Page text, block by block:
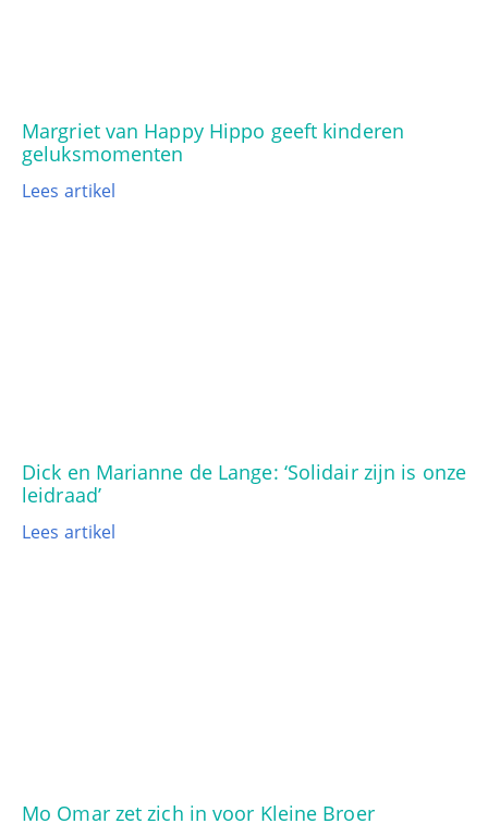
Margriet van Happy Hippo geeft kinderen
geluksmomenten
Lees artikel
Dick en Marianne de Lange: ‘Solidair zijn is onze
leidraad’
Lees artikel
Mo Omar zet zich in voor Kleine Broer